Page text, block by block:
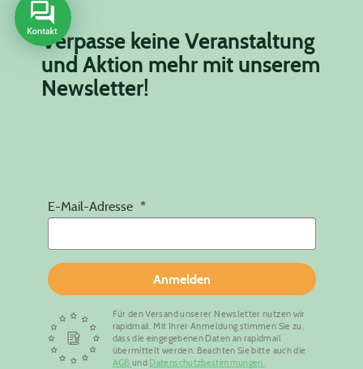
Verpasse keine Veranstaltung
und Aktion mehr mit unserem
Newsletter!
E-Mail-Adresse
Anmelden
Für den Versand unserer Newsletter nutzen wir
rapidmail. Mit Ihrer Anmeldung stimmen Sie zu,
dass die eingegebenen Daten an rapidmail
übermittelt werden. Beachten Sie bitte auch die
AGB und Datenschutzbestimmungen